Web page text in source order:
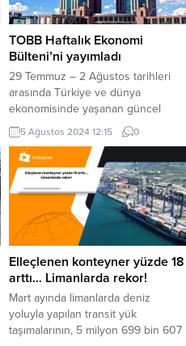
TOBB Haftalık Ekonomi
Bülteni’ni yayımladı
29 Temmuz – 2 Ağustos tarihleri
arasında Türkiye ve dünya
ekonomisinde yaşanan güncel
gelişmelerin yer aldığı TOBB
Haftalık Ekonomi Bülteni
yayımlandı. Ekonomide bu hafta,
yurt içinde dış ticaret verileri, yurt
dışında Euro Bölgesi ikinci çeyrek
büyümesi konuşuldu. Türkiye ve
dünya ekonomisinde yaşanan
güncel gelişmelerin yer aldığı
TOBB Haftalık Ekonomi
Bülteni’nde...
5 Ağustos 2024 12:15 0
Elleçlenen konteyner yüzde 18
arttı… Limanlarda rekor!
Mart ayında limanlarda deniz
yoluyla yapılan transit yük
taşımalarının, 5 milyon 699 bin 607